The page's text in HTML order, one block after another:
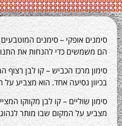
אופקי – סימנים המוטבעים או
כדי להנחות את התנועה ולספק
הכביש – קו לבן רצוף המפריד בין
נסיעה אחד. הוא מצביע על המקום
– קו לבן מקווקו המציין את
על המקום שבו מותר לנהוג בקצב